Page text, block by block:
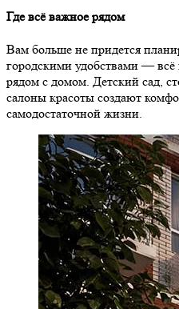
Где всё важное рядом
Вам больше не придется
городскими удобствами — всё
рядом с домом. Детский сад,
салоны красоты создают
самодостаточной жизни.